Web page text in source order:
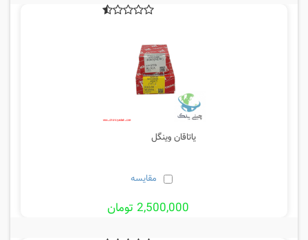
یاتاقان وینگل
مقایسه
2,500,000 تومان